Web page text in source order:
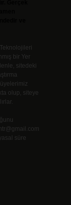
bir Yer
sitedeki
olup, siteye
süre